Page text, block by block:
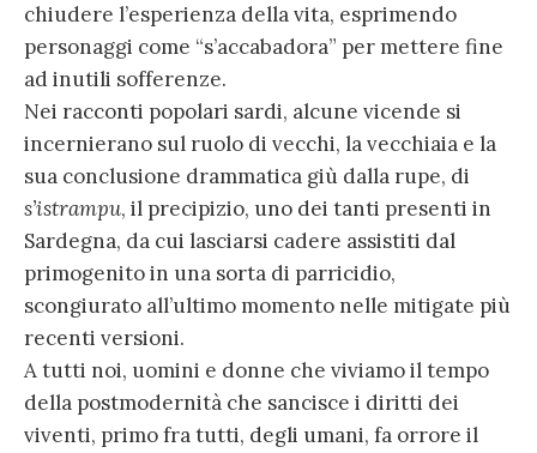
chiudere l’esperienza della vita, esprimendo
personaggi come “s’accabadora” per mettere fine
ad inutili sofferenze.
Nei racconti popolari sardi, alcune vicende si
incernierano sul ruolo di vecchi, la vecchiaia e la
sua conclusione drammatica giù dalla rupe, di
s’istrampu, il precipizio, uno dei tanti presenti in
Sardegna, da cui lasciarsi cadere assistiti dal
primogenito in una sorta di parricidio,
scongiurato all’ultimo momento nelle mitigate più
recenti versioni.
A tutti noi, uomini e donne che viviamo il tempo
della postmodernità che sancisce i diritti dei
viventi, primo fra tutti, degli umani, fa orrore il